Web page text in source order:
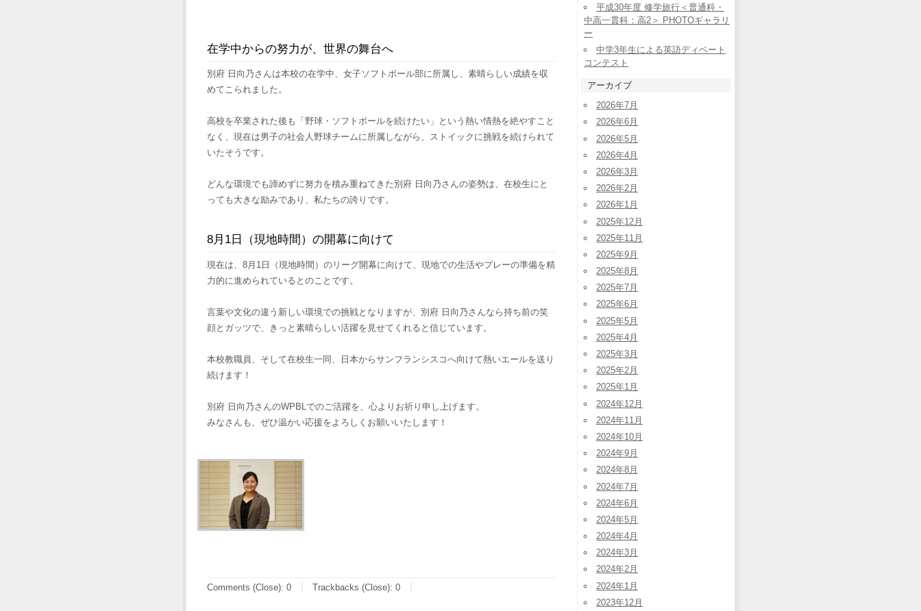
在学中からの努力が、世界の舞台へ
別府 日向乃さんは本校の在学中、女子ソフトボール部に所属し、素晴らしい成績を収
めてこられました。
高校を卒業された後も「野球・ソフトボールを続けたい」という熱い情熱を絶やすこと
なく、現在は男子の社会人野球チームに所属しながら、ストイックに挑戦を続けられて
いたそうです。
どんな環境でも諦めずに努力を積み重ねてきた別府 日向乃さんの姿勢は、在校生にと
っても大きな励みであり、私たちの誇りです。
8月1日（現地時間）の開幕に向けて
現在は、8月1日（現地時間）のリーグ開幕に向けて、現地での生活やプレーの準備を精
力的に進められているとのことです。
言葉や文化の違う新しい環境での挑戦となりますが、別府 日向乃さんなら持ち前の笑
顔とガッツで、きっと素晴らしい活躍を見せてくれると信じています。
本校教職員、そして在校生一同、日本からサンフランシスコへ向けて熱いエールを送り
続けます！
別府 日向乃さんのWPBLでのご活躍を、心よりお祈り申し上げます。
みなさんも、ぜひ温かい応援をよろしくお願いいたします！
Comments (Close): 0 Trackbacks (Close): 0
平成30年度 修学旅行＜普通科・
中高一貫科：高2＞ PHOTOギャラリ
ー
中学3年生による英語ディベート
コンテスト
アーカイブ
2026年7月
2026年6月
2026年5月
2026年4月
2026年3月
2026年2月
2026年1月
2025年12月
2025年11月
2025年9月
2025年8月
2025年7月
2025年6月
2025年5月
2025年4月
2025年3月
2025年2月
2025年1月
2024年12月
2024年11月
2024年10月
2024年9月
2024年8月
2024年7月
2024年6月
2024年5月
2024年4月
2024年3月
2024年2月
2024年1月
2023年12月